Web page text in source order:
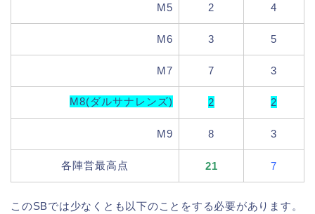
M5 2 4
M6 3 5
M7 7 3
M8(ダルサナレンズ) 2 2
M9 8 3
各陣営最高点 21 7
このSBでは少なくとも以下のことをする必要があります。